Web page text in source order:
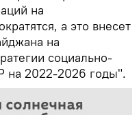
на
а это внесет
на
социально-
на 2022-2026 годы".